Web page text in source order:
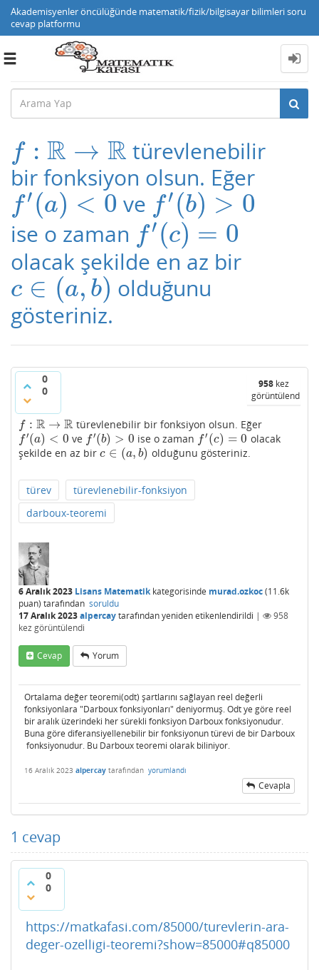
Akademisyenler öncülüğünde matematik/fizik/bilgisayar bilimleri soru
cevap platformu
Toggle
f : R → R
f:R→R
türevlenebilir
bir fonksiyon olsun. Eğer
f′(a) < 0
f′(a)<0 ve f′(b) > 0
f′(b)>0
ise o zaman f′(c) = 0
f′(c)=0
olacak şekilde en az bir
c ∈ (a, b)
c∈( a,b)
olduğunu
gösteriniz.
0
0
958 kez
görüntülendi
f : R → R
f:R→R türevlenebilir bir fonksiyon olsun. Eğer
f′(a) < 0
f′(a)<0 ve f′(b) > 0
f′(b)>0 ise o zaman f′ (c) = 0
f′(c)=0
olacak
şekilde en az bir c ∈ (a, b)
c∈( ,b) olduğunu gösteriniz.
türev
türevlenebilir-fonksiyon
darboux-teoremi
6 Aralık 2023 Lisans Matematikkategorisinde murad.ozkoc(11.6k
puan) tarafından soruldu
17 Aralık 2023alpercaytarafındanyeniden etikenlendirildi |
958
kez görüntülendi
Cevap Yorum
Ortalama değer teoremi(odt) şartlarını sağlayan reel değerli
fonksiyonlara "Darboux fonksiyonları" deniyormuş. Odt ye göre reel
bir aralık üzerindeki her sürekli fonksiyon Darboux fonksiyonudur.
Buna göre diferansiyellenebilir bir fonksiyonun türevi de bir Darboux
fonksiyonudur. Bu Darboux teoremi olarak biliniyor.
16 Aralık 2023 alpercay tarafından yorumlandı
Cevapla
1 cevap
0
0
https://matkafasi.com/85000/turevlerin-ara-
deger-ozelligi-teoremi?show=85000#q85000